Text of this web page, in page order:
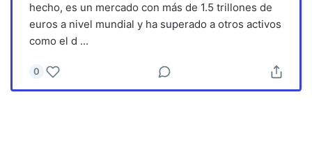
hecho, es un mercado con más de 1.5 trillones de
euros a nivel mundial y ha superado a otros activos
como el d ...
0